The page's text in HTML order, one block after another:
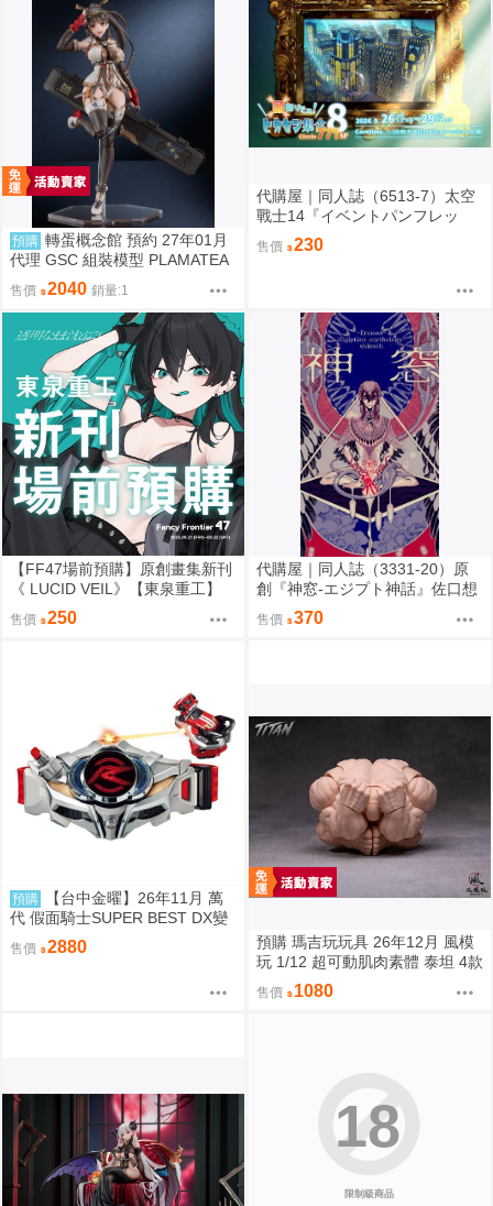
預購 轉蛋概念館 預約 27年01月
代理 GSC 組裝模型 PLAMATEA
繪師toridamono MX醬 約16公分
售價 2040 銷量:1
代購屋｜同人誌（6513-7）太空
戰士14『イベントパンフレッ
ト』【頭割り】運営 なては
售價 230
【FF47場前預購】原創畫集新刊
《 LUCID VEIL》【東泉重工】
售價 250
代購屋｜同人誌（3331-20）原
創『神窓-エジプト神話』佐口想
售價 370
預購
【台中金曜】26年11月 萬
代 假面騎士SUPER BEST DX變
身腰帶Drive驅動器&移速手鐲 再
版 0814
售價 2880
預購 瑪吉玩玩具 26年12月 風模
玩 1/12 超可動肌肉素體 泰坦 4款
膚色 0828
售價 1080
限制級商品
18